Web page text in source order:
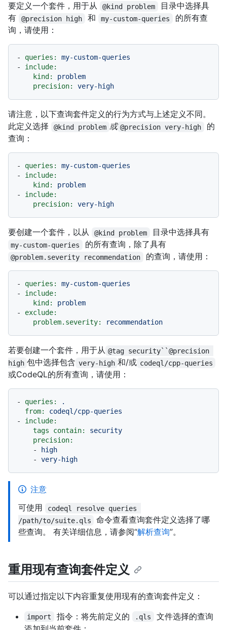
要定义一个套件，用于从 @kind problem
目录中选择具
有
@precision high 和 my-custom-queries
的所有查
询，请使用：
- queries:
my-custom-queries
-
include:
kind:
problem
precision:
very-high
请注意，以下查询套件定义的行为方式与上述定义不同。
此定义选择
@kind problem 或 @precision very-high
的
查询：
- queries:
my-custom-queries
-
include:
kind:
problem
-
include:
precision:
very-high
要创建一个套件，以从 @kind problem 目录中选择具有
my-custom-queries 的所有查询，除了具有
@problem.severity recommendation 的查询，请使用：
- queries:
my-custom-queries
-
include:
kind:
problem
-
exclude:
problem.severity:
recommendation
若要创建一个套件，用于从 @tag security``@precision
high 包中选择包含 very-high 和/或 codeql/cpp-queries
或CodeQL的所有查询，请使用：
- queries:
.
from:
codeql/cpp-queries
-
include:
tags contain:
security
precision:
-
high
-
very-high
注意
可使用
codeql resolve queries
/path/to/suite.qls
命令查看查询套件定义选择了哪
些查询。 有关详细信息，请参阅“解析查询”。
重用现有查询套件定义
可以通过指定以下内容重复使用现有的查询套件定义：
import 指令：将先前定义的 .qls
文件选择的查询